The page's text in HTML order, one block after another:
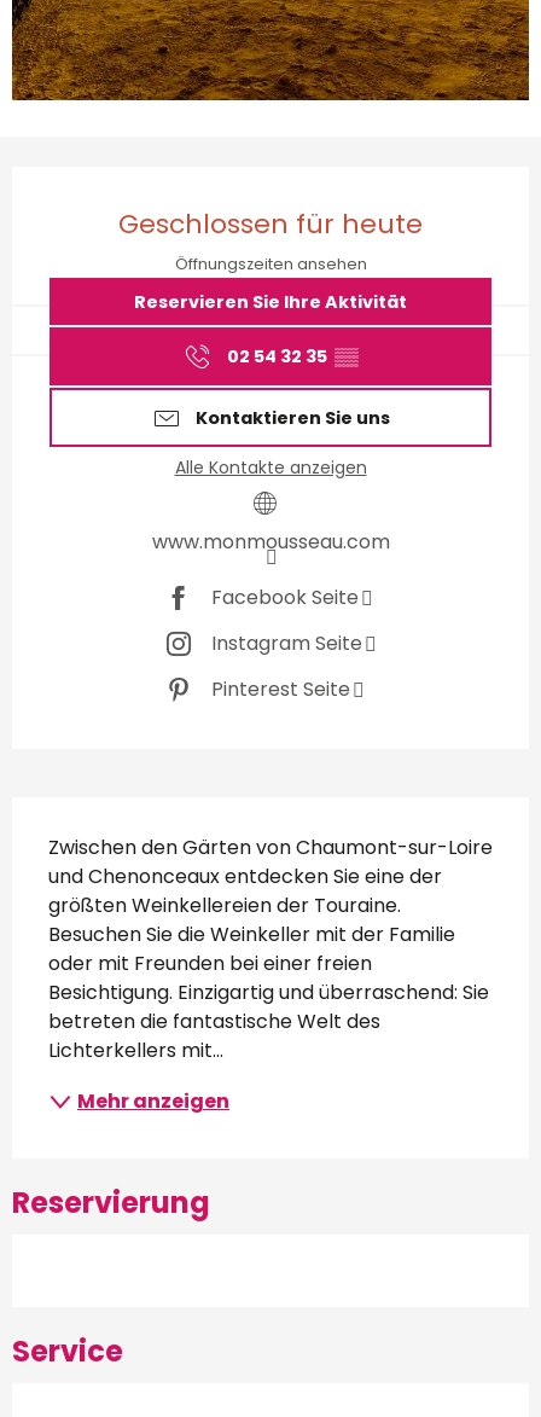
Geschlossen für heute
Öffnungszeiten ansehen
Reservieren Sie Ihre Aktivität
02 54 32 35 ▒▒
Kontaktieren Sie uns
Alle Kontakte anzeigen
www.monmousseau.com
Facebook Seite
Instagram Seite
Pinterest Seite
Beschreibung
Zwischen den Gärten von Chaumont-sur-Loire
und Chenonceaux entdecken Sie eine der
größten Weinkellereien der Touraine.
Besuchen Sie die Weinkeller mit der Familie
oder mit Freunden bei einer freien
Besichtigung. Einzigartig und überraschend: Sie
betreten die fantastische Welt des
Lichterkellers mit...
Mehr anzeigen
Reservierung
Service